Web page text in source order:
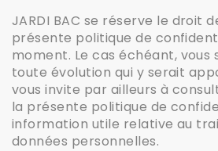
JARDI BAC se réserve le droit
présente politique de
moment. Le cas échéant, vous
toute évolution qui y serait
vous invite par ailleurs à
la présente politique de
information utile relative au
données personnelles.